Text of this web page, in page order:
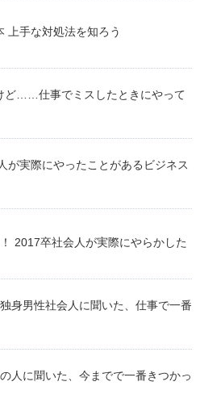
上手な対処法を知ろう
ど……仕事でミスしたときにやって
が実際にやったことがあるビジネス
2017卒社会人が実際にやらかした
身男性社会人に聞いた、仕事で一番
人に聞いた、今までで一番きつかっ